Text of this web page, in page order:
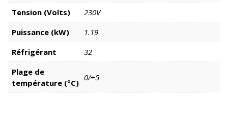
Tension (Volts)
230V
Puissance (kW)
1.19
Réfrigérant
32
Plage de
température (°C)
0/+5